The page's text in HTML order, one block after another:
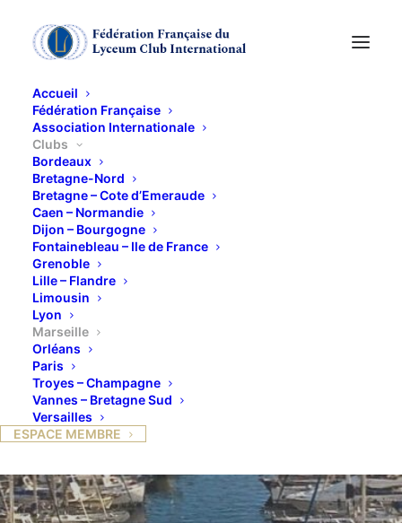
Accueil
Fédération Française
Association Internationale
Clubs
Bordeaux
Bretagne-Nord
Bretagne – Cote d’Emeraude
Caen – Normandie
Dijon – Bourgogne
Fontainebleau – Ile de France
Grenoble
Lille – Flandre
Limousin
Lyon
Marseille
Orléans
Paris
Troyes – Champagne
Vannes – Bretagne Sud
Versailles
ESPACE MEMBRE